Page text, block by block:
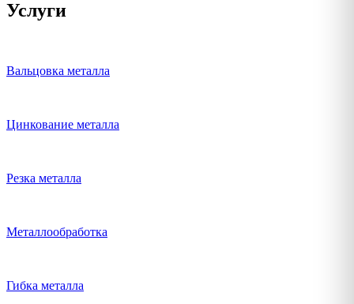
Услуги
Вальцовка металла
Цинкование металла
Резка металла
Металлообработка
Гибка металла